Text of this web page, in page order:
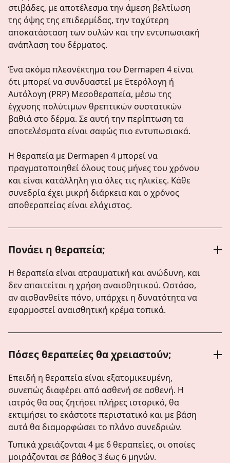
στιβάδες, με αποτέλεσμα την άμεση βελτίωση
της όψης της επιδερμίδας, την ταχύτερη
αποκατάσταση των ουλών και την εντυπωσιακή
ανάπλαση του δέρματος.
Ένα ακόμα πλεονέκτημα του Dermapen 4 είναι
ότι μπορεί να συνδυαστεί με Ετερόλογη ή
Αυτόλογη (PRP) Μεσοθεραπεία, μέσω της
έγχυσης πολύτιμων θρεπτικών συστατικών
βαθιά στο δέρμα. Σε αυτή την περίπτωση τα
αποτελέσματα είναι σαφώς πιο εντυπωσιακά.
Η θεραπεία με Dermapen 4 μπορεί να
πραγματοποιηθεί όλους τους μήνες του χρόνου
και είναι κατάλληλη για όλες τις ηλικίες. Κάθε
συνεδρία έχει μικρή διάρκεια και ο χρόνος
αποθεραπείας είναι ελάχιστος.
Πονάει η θεραπεία;
Η θεραπεία είναι ατραυματική και ανώδυνη, και
δεν απαιτείται η χρήση αναισθητικού. Ωστόσο,
αν αισθανθείτε πόνο, υπάρχει η δυνατότητα να
εφαρμοστεί αναισθητική κρέμα τοπικά.
Πόσες θεραπείες θα χρειαστούν;
Επειδή η θεραπεία είναι εξατομικευμένη,
συνεπώς διαφέρει από ασθενή σε ασθενή. Η
ιατρός θα σας ζητήσει πλήρες ιστορικό, θα
εκτιμήσει το εκάστοτε περιστατικό και με βάση
αυτά θα διαμορφώσει το πλάνο συνεδριών.
Τυπικά χρειάζονται 4 με 6 θεραπείες, οι οποίες
μοιράζονται σε βάθος 3 έως 6 μηνών.